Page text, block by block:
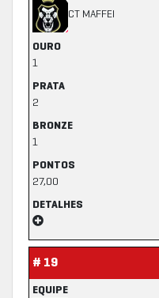
CT MAFFEI
OURO
1
PRATA
2
BRONZE
1
PONTOS
27,00
DETALHES
# 19
EQUIPE